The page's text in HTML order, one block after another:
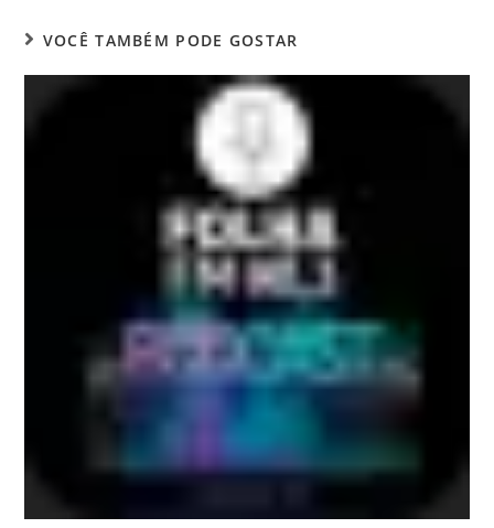
VOCÊ TAMBÉM PODE GOSTAR